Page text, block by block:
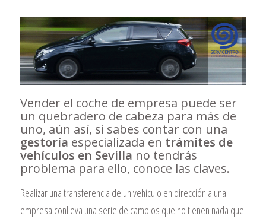
Vender el coche de empresa puede ser
un quebradero de cabeza para más de
uno, aún así, si sabes contar con una
gestoría especializada en trámites de
vehículos en Sevilla no tendrás
problema para ello, conoce las claves.
Realizar una transferencia de un vehículo en dirección a una
empresa conlleva una serie de cambios que no tienen nada que